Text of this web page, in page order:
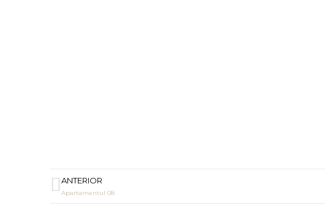
ANTERIOR
Apartamentul 08